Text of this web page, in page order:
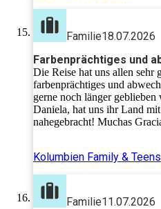
Familie18.07.2026
Farbenprächtiges und
Die Reise hat uns allen sehr
farbenprächtiges und
gerne noch länger
Daniela, hat uns ihr Land
nahegebracht! Muchas
Kolumbien Family & Teens
Familie11.07.2026